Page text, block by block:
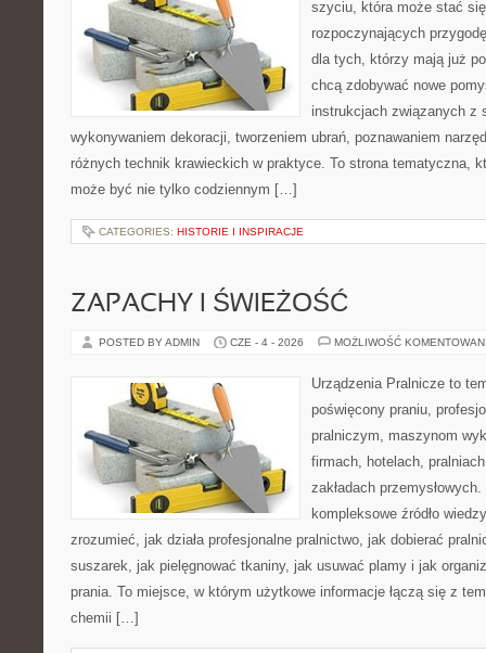
szyciu, która może stać
rozpoczynających
dla tych, którzy mają już
chcą zdobywać nowe
instrukcjach związanych z
wykonywaniem dekoracji, tworzeniem ubrań, poznawaniem
różnych technik krawieckich w praktyce. To strona tematyczna,
może być nie tylko codziennym […]
CATEGORIES: HISTORIE I INSPIRACJE
ZAPACHY I ŚWIEŻOŚĆ
POSTED BY ADMIN CZE - 4 - 2026 MOŻLIWOŚĆ
Urządzenia Pralnicze to
poświęcony praniu,
pralniczym, maszynom
firmach, hotelach,
zakładach
kompleksowe źródło
zrozumieć, jak działa profesjonalne pralnictwo, jak dobierać
suszarek, jak pielęgnować tkaniny, jak usuwać plamy i jak
prania. To miejsce, w którym użytkowe informacje łączą się z
chemii […]